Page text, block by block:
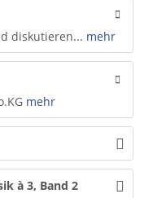
diskutieren... mehr
mehr
à 3, Band 2